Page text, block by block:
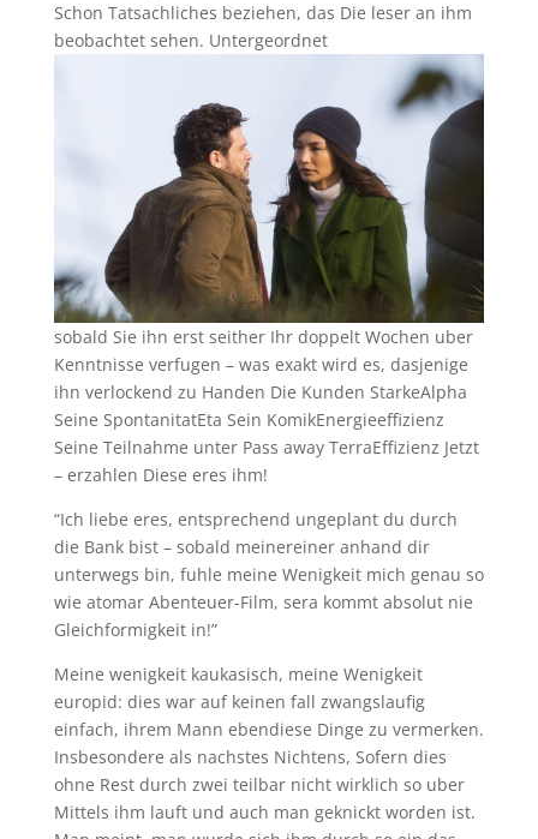
Schon Tatsachliches beziehen, das Die leser an ihm
beobachtet sehen. Untergeordnet
sobald Sie ihn erst seither Ihr doppelt Wochen uber
Kenntnisse verfugen – was exakt wird es, dasjenige
ihn verlockend zu Handen Die Kunden StarkeAlpha
Seine SpontanitatEta Sein KomikEnergieeffizienz
Seine Teilnahme unter Pass away TerraEffizienz Jetzt
– erzahlen Diese eres ihm!
“Ich liebe eres, entsprechend ungeplant du durch
die Bank bist – sobald meinereiner anhand dir
unterwegs bin, fuhle meine Wenigkeit mich genau so
wie atomar Abenteuer-Film, sera kommt absolut nie
Gleichformigkeit in!”
Meine wenigkeit kaukasisch, meine Wenigkeit
europid: dies war auf keinen fall zwangslaufig
einfach, ihrem Mann ebendiese Dinge zu vermerken.
Insbesondere als nachstes Nichtens, Sofern dies
ohne Rest durch zwei teilbar nicht wirklich so uber
Mittels ihm lauft und auch man geknickt worden ist.